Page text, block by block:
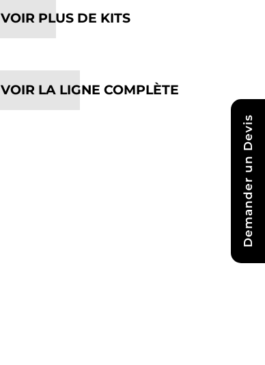
VOIR PLUS DE KITS
VOIR LA LIGNE COMPLÈTE
Demander un Devis